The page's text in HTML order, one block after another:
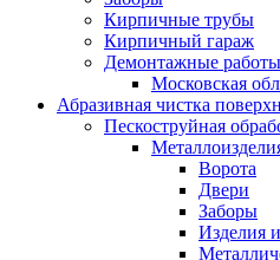
Кирпичные трубы
Кирпичный гараж
Демонтажные
Московская
Абразивная чистка
Пескоструйная
Ворота
Двери
Заборы
Изделия